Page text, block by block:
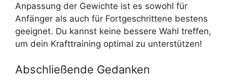
Anpassung der Gewichte ist es sowohl für
Anfänger als auch für Fortgeschrittene bestens
geeignet. Du kannst keine bessere Wahl treffen,
um dein Krafttraining optimal zu unterstützen!
Abschließende Gedanken